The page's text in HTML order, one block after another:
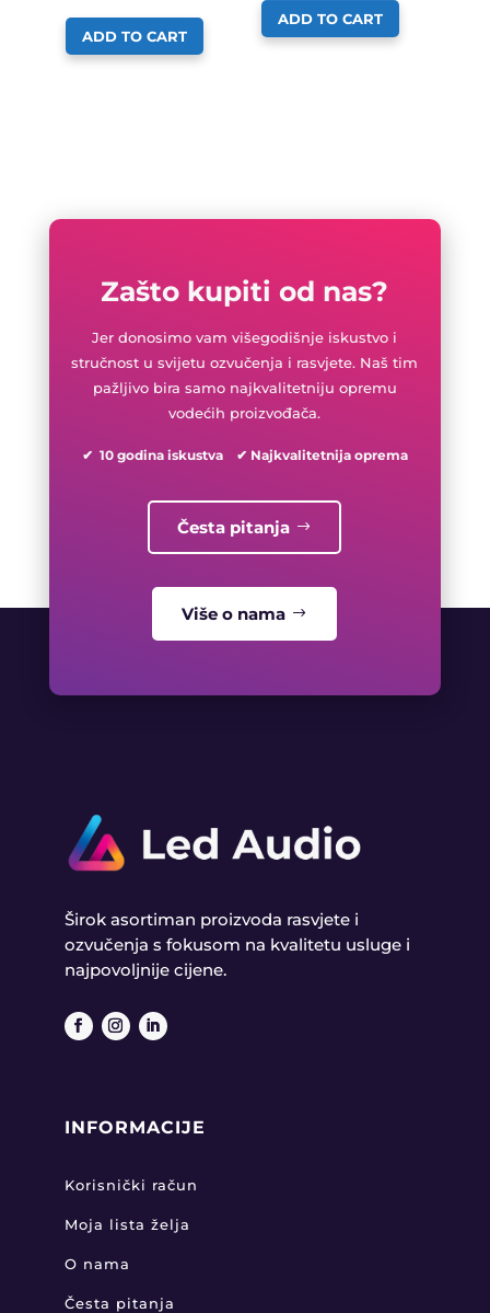
ADD TO CART
ADD TO CART
Zašto kupiti od nas?
Jer donosimo vam višegodišnje iskustvo i
stručnost u svijetu ozvučenja i rasvjete. Naš tim
pažljivo bira samo najkvalitetniju opremu
vodećih proizvođača.
✔ 10 godina iskustva ✔ Najkvalitetnija oprema
Česta pitanja
Više o nama
Širok asortiman proizvoda rasvjete i
ozvučenja s fokusom na kvalitetu usluge i
najpovoljnije cijene.
INFORMACIJE
Korisnički račun
Moja lista želja
O nama
Česta pitanja